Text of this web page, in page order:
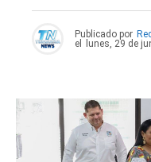
Publicado por
el
lunes, 29 de